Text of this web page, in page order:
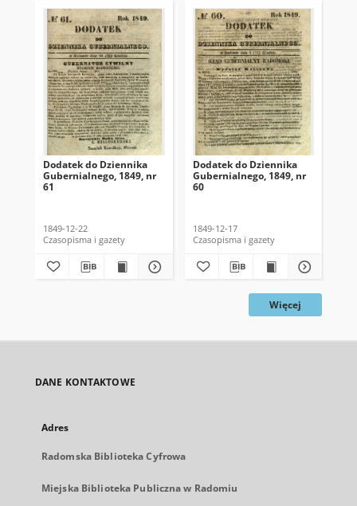
Dodatek do Dziennika
Gubernialnego, 1849, nr
61
1849-12-22
Czasopisma i gazety
Dodatek do Dziennika
Gubernialnego, 1849, nr
60
1849-12-17
Czasopisma i gazety
Więcej
DANE KONTAKTOWE
Adres
Radomska Biblioteka Cyfrowa
Miejska Biblioteka Publiczna w Radomiu